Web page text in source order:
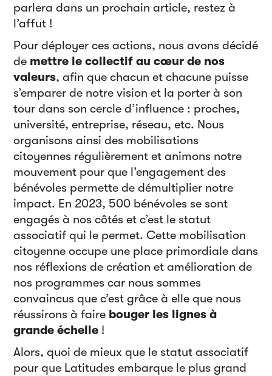
parlera dans un prochain article, restez à
l’affut !
Pour déployer ces actions, nous avons décidé
de mettre le collectif au cœur de nos
valeurs, afin que chacun et chacune puisse
s’emparer de notre vision et la porter à son
tour dans son cercle d’influence : proches,
université, entreprise, réseau, etc. Nous
organisons ainsi des mobilisations
citoyennes régulièrement et animons notre
mouvement pour que l’engagement des
bénévoles permette de démultiplier notre
impact. En 2023, 500 bénévoles se sont
engagés à nos côtés et c’est le statut
associatif qui le permet. Cette mobilisation
citoyenne occupe une place primordiale dans
nos réflexions de création et amélioration de
nos programmes car nous sommes
convaincus que c’est grâce à elle que nous
réussirons à faire bouger les lignes à
grande échelle !
Alors, quoi de mieux que le statut associatif
pour que Latitudes embarque le plus grand